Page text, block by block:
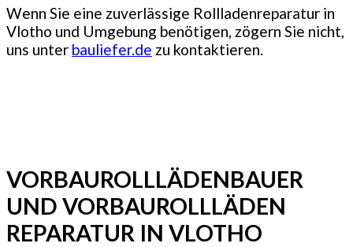
Wenn Sie eine zuverlässige Rollladenreparatur in
Vlotho und Umgebung benötigen, zögern Sie nicht,
uns unter bauliefer.de zu kontaktieren.
VORBAUROLLLÄDENBAUER
UND VORBAUROLLLÄDEN
REPARATUR IN VLOTHO